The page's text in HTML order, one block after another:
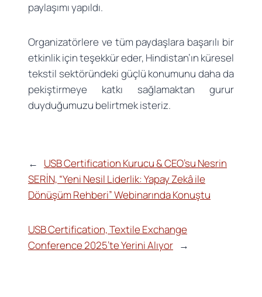
paylaşımı yapıldı.
Organizatörlere ve tüm paydaşlara başarılı bir
etkinlik için teşekkür eder, Hindistan’ın küresel
tekstil sektöründeki güçlü konumunu daha da
pekiştirmeye katkı sağlamaktan gurur
duyduğumuzu belirtmek isteriz.
←
USB Certification Kurucu & CEO’su Nesrin
SERİN, “Yeni Nesil Liderlik: Yapay Zekâ ile
Dönüşüm Rehberi” Webinarında Konuştu
USB Certification, Textile Exchange
Conference 2025’te Yerini Alıyor →